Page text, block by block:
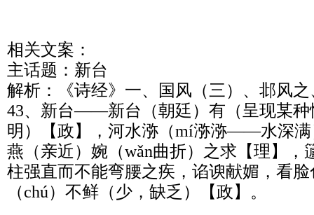
相关文案：
主话题：新台
解析：《诗经》一、国风（三）、邶风
43、新台——新台（朝廷）有（呈现某种
明）【政】，河水㳽（mí㳽㳽——水深满
燕（亲近）婉（wǎn曲折）之求【理】
柱强直而不能弯腰之疾，谄谀献媚，看
（chú）不鲜（少，缺乏）【政】。